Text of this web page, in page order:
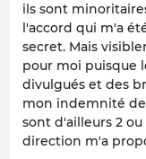
ils sont
l'accord qui m'a
secret. Mais
pour moi puisque
divulgués et des
mon indemnité
sont d'ailleurs 2
direction m'a